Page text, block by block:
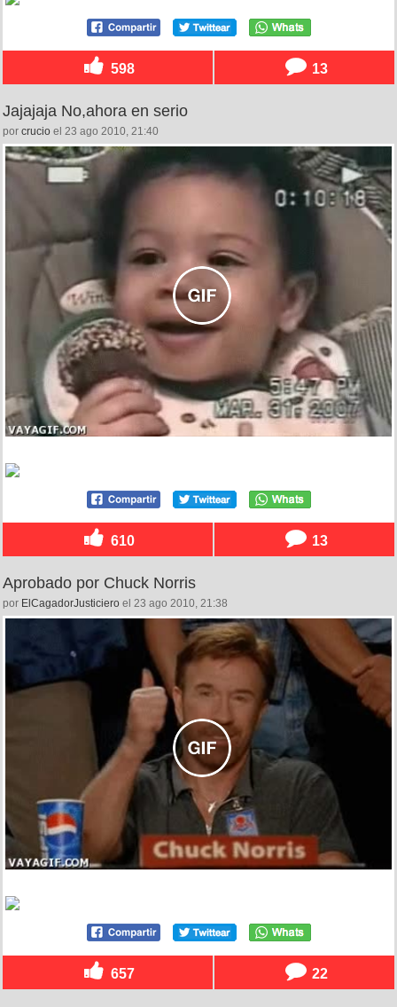
598 13
Jajajaja No,ahora en serio
por crucio el 23 ago 2010, 21:40
610 13
Aprobado por Chuck Norris
por ElCagadorJusticiero el 23 ago 2010, 21:38
657 22